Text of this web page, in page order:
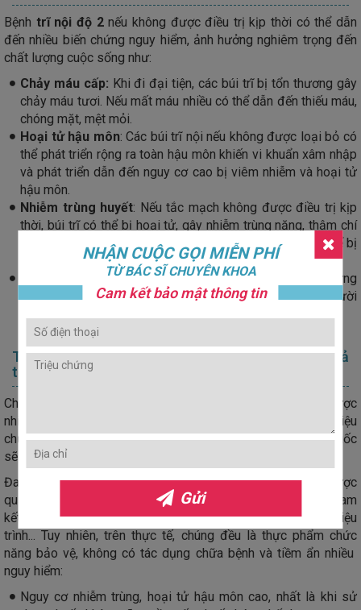
Bệnh trĩ nội độ 2nếu không được điều trị kịp thời có thể dẫn
đến nhiều biến chứng nguy hiểm, ảnh hưởng nghiêm trọng đến
chất lượng cuộc sống như:
Chảy máu cấp: Khi đi đại tiện, các búi trĩ bị tổn thương gây
chảy máu tươi. Nếu mất máu nhiều có thể dẫn đến thiếu máu,
chóng mặt, mệt mỏi.
Hoại tử hậu môn: Các búi trĩ nội nếu không được loại bỏ có
thể phát triển rộng ra toàn hậu môn khiến vi khuẩn xâm nhập
và phát triển dẫn đến nguy cơ cao bị viêm nhiễm và hoại tử
hậu môn.
Nhiễm trùng huyết: Nếu tắc mạch không được điều trị kịp
thời, búi trĩ có thể bị hoại tử, gây nhiễm trùng nặng, thậm chí
là nhiễm trùng huyết khiến tính mạng của mọi người có thể bị
Tâm lý bị ảnh hưởng: Bệnh trĩ nội gây ra nhiều triệu chứng
phiền toái, ảnh hưởng đến chất lượng cuộc sống, khiến người
Trĩ nội độ 2 tự chữa bằng thuốc liệu có thực sự khả
thi?
Chữa
bằng thuốc có được không là câu hỏi được
nhiều người bệnh quan tâm. Bởi mọi người thường nghĩ các triệu
chứng củatrĩ nội độ 2vẫn chưa quá nặng nên sử dụng thuốc
sẽ tiết kiệm thời gian và chi phí.
Đa phần mọi người sẽ tìm tới các loại thuốc trị bệnh trĩ được
quảng cáo rộng rãi trên nhiều phương tiện quảng cáo với cam
kết khỏi bệnh không cần phẫu thuật, khỏi bệnh sau một liệu
trình... Tuy nhiên, trên thực tế, chúng đều là thực phẩm chức
năng bảo vệ, không có tác dụng chữa bệnh và tiềm ẩn nhiều
nguy hiểm:
Nguy cơ nhiễm trùng, hoại tử hậu môn cao, nhất là khi sử
NHẬN CUỘC GỌI MIỄN PHÍ
TỪ BÁC SĨ CHUYÊN KHOA
Cam kết bảo mật thông tin
Gửi